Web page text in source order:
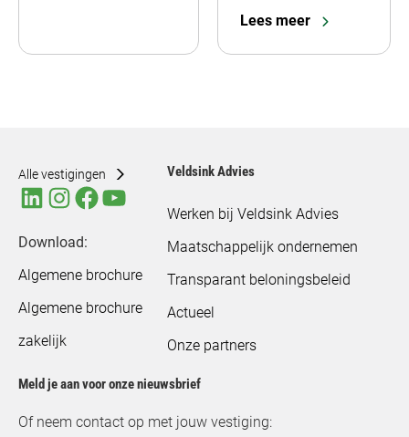
Lees meer
Alle vestigingen
Download:
Algemene brochure
Algemene brochure
zakelijk
Veldsink Advies
Werken bij Veldsink Advies
Maatschappelijk ondernemen
Transparant beloningsbeleid
Actueel
Onze partners
Meld je aan voor onze nieuwsbrief
Of neem contact op met jouw vestiging: